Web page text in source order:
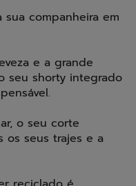
sua companheira em
e a grande
seu shorty integrado
o seu corte
os seus trajes e a